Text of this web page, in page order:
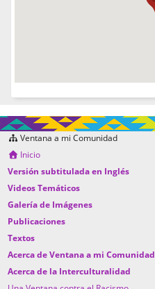
Ventana a mi Comunidad
Inicio
Versión subtitulada en Inglés
Videos Temáticos
Galería de Imágenes
Publicaciones
Textos
Acerca de Ventana a mi Comunidad
Acerca de la Interculturalidad